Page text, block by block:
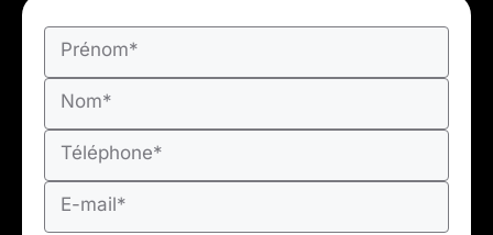
Prénom*
Nom*
Téléphone*
E-mail*